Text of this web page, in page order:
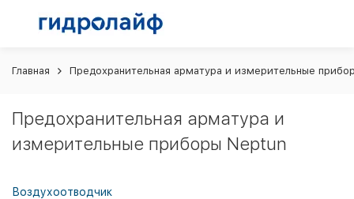
Главная Предохранительная арматура и измерительные
Предохранительная арматура и
измерительные приборы Neptun
Воздухоотводчик